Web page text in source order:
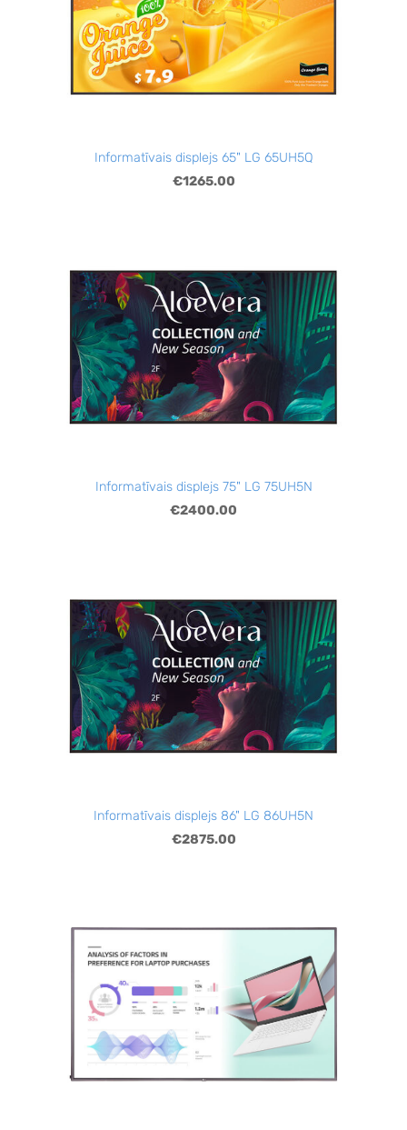
Informatīvais displejs 65" LG 65UH5Q
€1265.00
Informatīvais displejs 75" LG 75UH5N
€2400.00
Informatīvais displejs 86" LG 86UH5N
€2875.00